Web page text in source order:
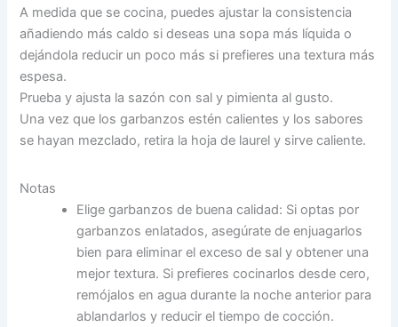
A medida que se cocina, puedes ajustar la consistencia
añadiendo más caldo si deseas una sopa más líquida o
dejándola reducir un poco más si prefieres una textura más
espesa.
Prueba y ajusta la sazón con sal y pimienta al gusto.
Una vez que los garbanzos estén calientes y los sabores
se hayan mezclado, retira la hoja de laurel y sirve caliente.
Notas
Elige garbanzos de buena calidad: Si optas por
garbanzos enlatados, asegúrate de enjuagarlos
bien para eliminar el exceso de sal y obtener una
mejor textura. Si prefieres cocinarlos desde cero,
remójalos en agua durante la noche anterior para
ablandarlos y reducir el tiempo de cocción.